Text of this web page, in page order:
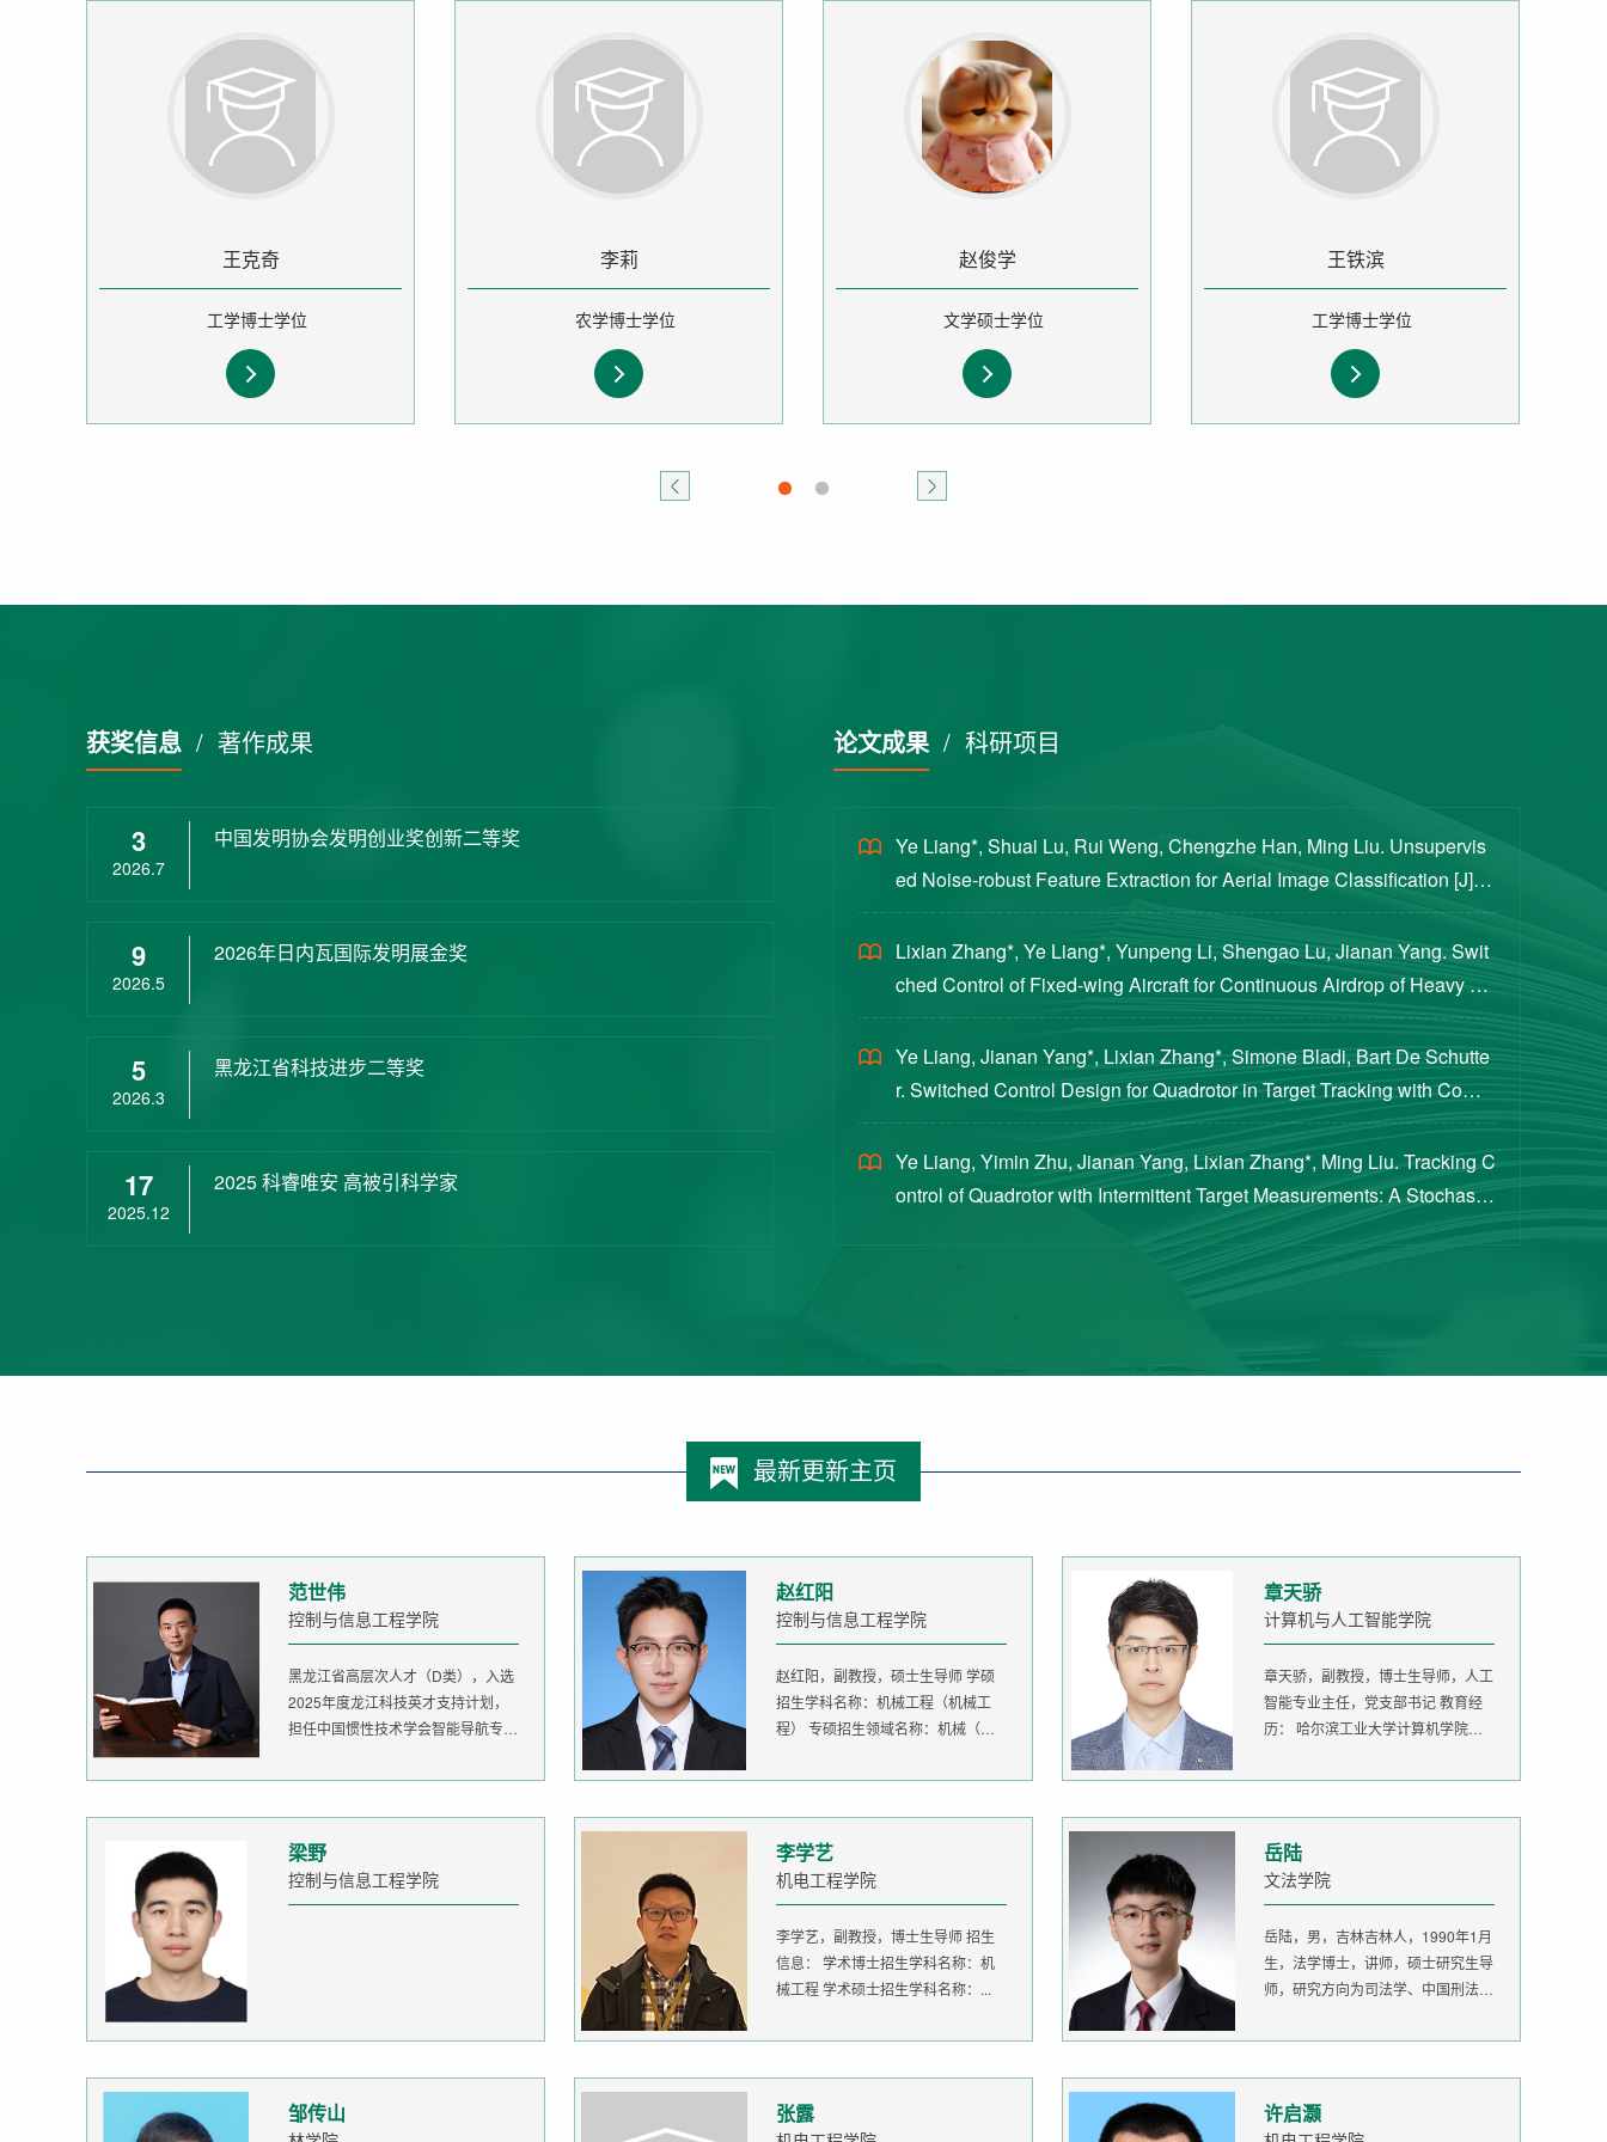
王克奇
工学博士学位
李莉
农学博士学位
赵俊学
文学硕士学位
王铁滨
工学博士学位
获奖信息 / 著作成果
3
2026.7
中国发明协会发明创业奖创新二等奖
9
2026.5
2026年日内瓦国际发明展金奖
5
2026.3
黑龙江省科技进步二等奖
17
2025.12
2025 科睿唯安 高被引科学家
论文成果/ 科研项目
Ye Liang*, Shuai Lu, Rui Weng, Chengzhe Han, Ming Liu. Unsupervis
ed Noise-robust Feature Extraction for Aerial Image Classification [J]. S
cience China Technological Sciences, 2020, 63(8): 1406-1415...
Lixian Zhang*, Ye Liang*, Yunpeng Li, Shengao Lu, Jianan Yang. Swit
ched Control of Fixed-wing Aircraft for Continuous Airdrop of Heavy Pa
yloads [J]. Journal of Guidance, Control, and Dynamics, 2023...
Ye Liang, Jianan Yang*, Lixian Zhang*, Simone Bladi, Bart De Schutte
r. Switched Control Design for Quadrotor in Target Tracking with Compl
ex Intermittent Measurements [J]. Journal of Guidance, Cont...
Ye Liang, Yimin Zhu, Jianan Yang, Lixian Zhang*, Ming Liu. Tracking C
ontrol of Quadrotor with Intermittent Target Measurements: A Stochastic
最新更新主页
范世伟
控制与信息工程学院
黑龙江省高层次人才（D类），入选
2025年度龙江科技英才支持计划，
担任中国惯性技术学会智能导航专委
赵红阳
控制与信息工程学院
赵红阳，副教授，硕士生导师 学硕
招生学科名称：机械工程（机械工
程） 专硕招生领域名称：机械（机
章天骄
计算机与人工智能学院
章天骄，副教授，博士生导师，人工
智能专业主任，党支部书记 教育经
历： 哈尔滨工业大学计算机学院
梁野
控制与信息工程学院
李学艺
机电工程学院
李学艺，副教授，博士生导师 招生
信息： 学术博士招生学科名称：机
械工程 学术硕士招生学科名称：...
岳陆
文法学院
岳陆，男，吉林吉林人，1990年1月
生，法学博士，讲师，硕士研究生导
师，研究方向为司法学、中国刑法
邹传山 张露 许启灏